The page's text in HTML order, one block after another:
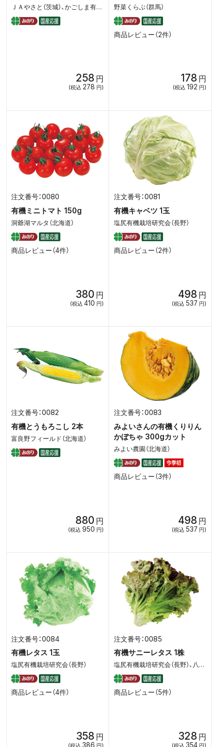
ＪＡやさと（茨城）、かごしま有機生産組合
258 円
(税込 278 円)
野菜くらぶ（群馬）
商品レビュー（2件）
178 円
(税込 192 円)
0080
有機ミニトマト 150g
洞爺湖マルタ（北海道）
商品レビュー（4件）
380 円
(税込 410 円)
0081
有機キャベツ 1玉
塩尻有機栽培研究会（長野）
商品レビュー（2件）
498 円
(税込 537 円)
0082
有機とうもろこし 2本
富良野フィールド（北海道）
880 円
(税込 950 円)
0083
みよいさんの有機くりりん
かぼちゃ 300gカット
みよい農園（北海道）
商品レビュー（3件）
498 円
(税込 537 円)
0084
有機レタス 1玉
塩尻有機栽培研究会（長野）
商品レビュー（4件）
358 円
(税込 386 円)
0085
有機サニーレタス 1株
塩尻有機栽培研究会（長野）、八ヶ岳マルタ（長野）
商品レビュー（5件）
328 円
(税込 354 円)